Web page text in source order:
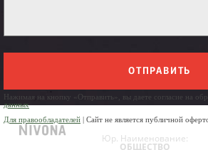
ОТПРАВИТЬ
Нажимая на кнопку «Отправить», вы даете согласие на
данных
Для правообладателей | Сайт не является публичной
Юр. Наименование:
ОБЩЕСТВО